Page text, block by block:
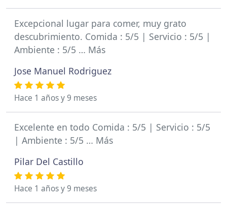
Excepcional lugar para comer, muy grato
descubrimiento. Comida : 5/5 | Servicio : 5/5 |
Ambiente : 5/5 … Más
Jose Manuel Rodriguez
Hace 1 años y 9 meses
Excelente en todo Comida : 5/5 | Servicio : 5/5
| Ambiente : 5/5 … Más
Pilar Del Castillo
Hace 1 años y 9 meses